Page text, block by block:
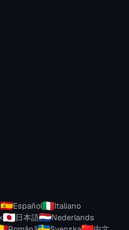
Español
Italiano
日本語
Nederlands